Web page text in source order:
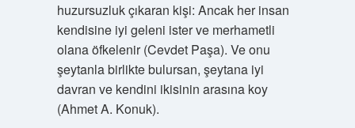
huzursuzluk çıkaran kişi: Ancak her insan
kendisine iyi geleni ister ve merhametli
olana öfkelenir (Cevdet Paşa). Ve onu
şeytanla birlikte bulursan, şeytana iyi
davran ve kendini ikisinin arasına koy
(Ahmet A. Konuk).